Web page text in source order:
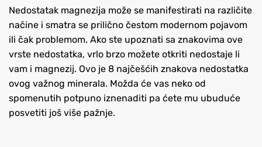
Nedostatak magnezija može se manifestirati na različite
načine i smatra se prilično čestom modernom pojavom
ili čak problemom. Ako ste upoznati sa znakovima ove
vrste nedostatka, vrlo brzo možete otkriti nedostaje li
vam i magnezij. Ovo je 8 najčešćih znakova nedostatka
ovog važnog minerala. Možda će vas neko od
spomenutih potpuno iznenaditi pa ćete mu ubuduće
posvetiti još više pažnje.